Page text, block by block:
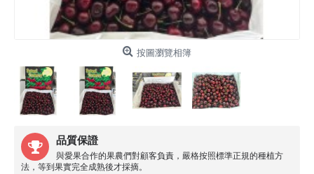
按圖瀏覽相簿
品質保證
與愛果合作的果農們對顧客負責，嚴格按照標準正規的種植方
法，等到果實完全成熟後才採摘。